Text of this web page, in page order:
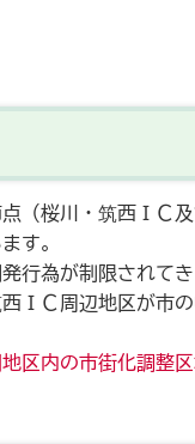
（桜川・筑西ＩＣ
す。
行為が制限されてき
ＩＣ周辺地区が市
区内の市街化調整